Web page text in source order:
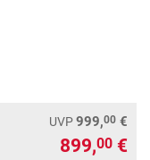
UVP999,00 €
899,00 €